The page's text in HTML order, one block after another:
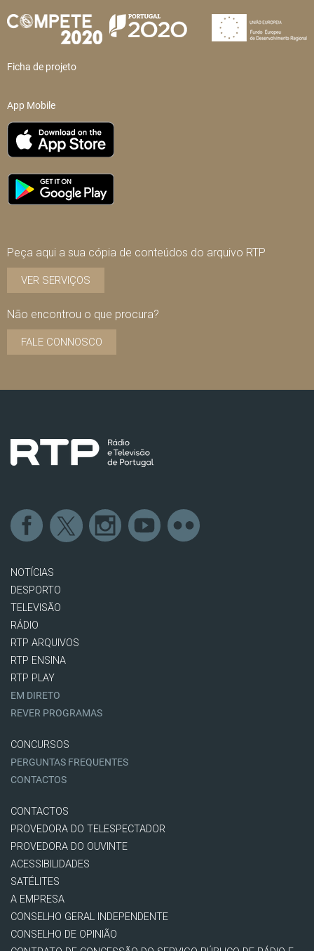
Ficha de projeto
App Mobile
Peça aqui a sua cópia de conteúdos do arquivo RTP
VER SERVIÇOS
Não encontrou o que procura?
FALE CONNOSCO
NOTÍCIAS
DESPORTO
TELEVISÃO
RÁDIO
RTP ARQUIVOS
RTP ENSINA
RTP PLAY
EM DIRETO
REVER PROGRAMAS
CONCURSOS
PERGUNTAS FREQUENTES
CONTACTOS
CONTACTOS
PROVEDORA DO TELESPECTADOR
PROVEDORA DO OUVINTE
ACESSIBILIDADES
SATÉLITES
A EMPRESA
CONSELHO GERAL INDEPENDENTE
CONSELHO DE OPINIÃO